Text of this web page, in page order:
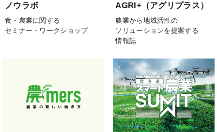
ノウラボ
食・農業に関する
セミナー・ワークショップ
AGRI+（アグリプラス）
農業から地域活性の
ソリューションを提案する
情報誌